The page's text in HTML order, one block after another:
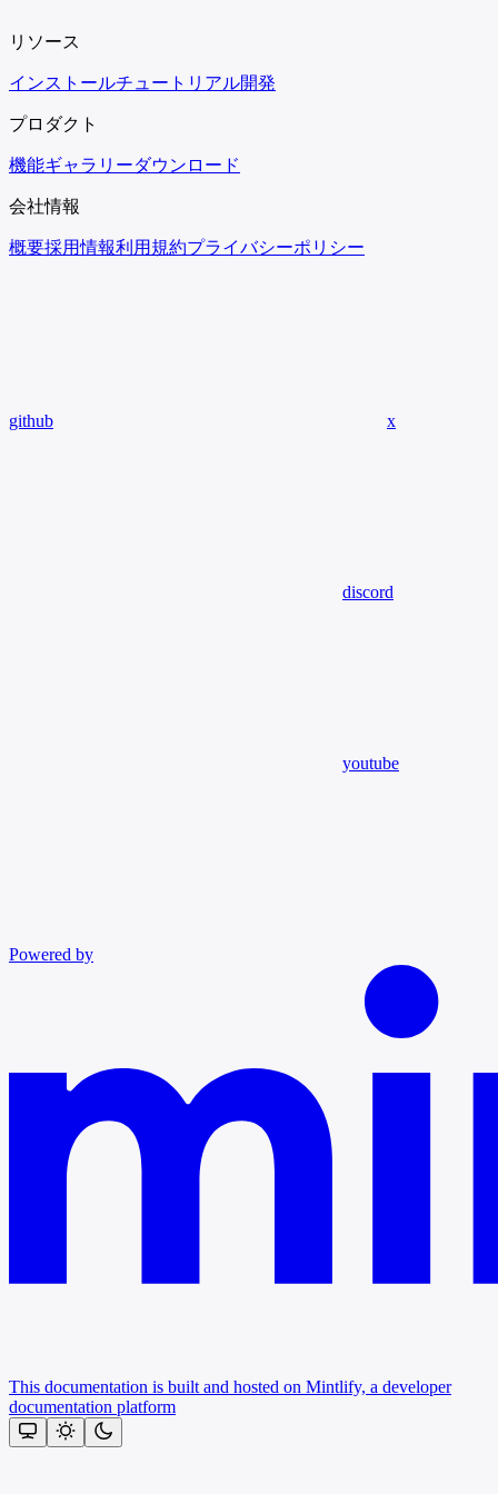
リソース
インストールチュートリアル開発
プロダクト
機能ギャラリーダウンロード
会社情報
概要採用情報利用規約プライバシーポリシー
github x
discord
youtube
Powered by
This documentation is built and hosted on Mintlify, a developer
documentation platform